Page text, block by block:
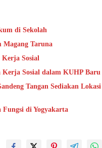
di Sekolah
Magang Taruna
Kerja Sosial
Kerja Sosial dalam KUHP Baru
Tangan Sediakan Lokasi
di Yogyakarta